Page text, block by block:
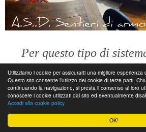
OK!
Utilizziamo i cookie per assicurarti una migliore
Questo sito consente l’utilizzo dei cookie di terze parti.
continuando la navigazione, si presta il consenso al loro
conoscere i cookie utilizzati dal sito ed eventualmente
Accedi alla cookie policy
Per questo tipo di
famigliare
Il prezzo è di€ 90
in camera condivisa (3
€ 100in camera